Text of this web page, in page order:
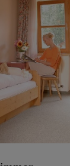
Sprachen